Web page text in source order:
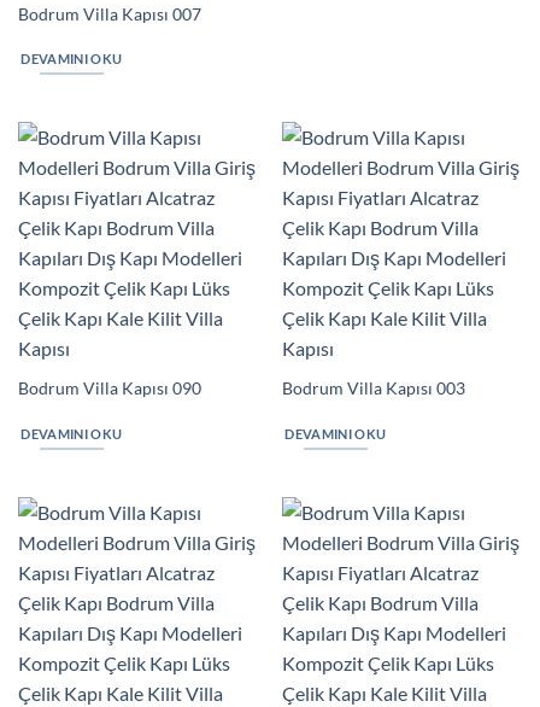
Bodrum Villa Kapısı 007
DEVAMINI OKU
Bodrum Villa Kapısı 090
DEVAMINI OKU
Bodrum Villa Kapısı 003
DEVAMINI OKU